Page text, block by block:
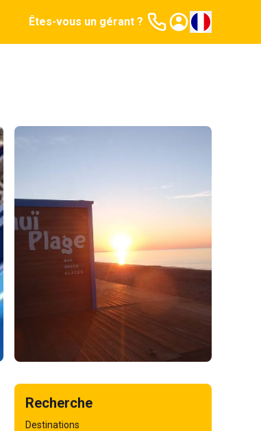
Êtes-vous un gérant ?
Recherche
Destinations